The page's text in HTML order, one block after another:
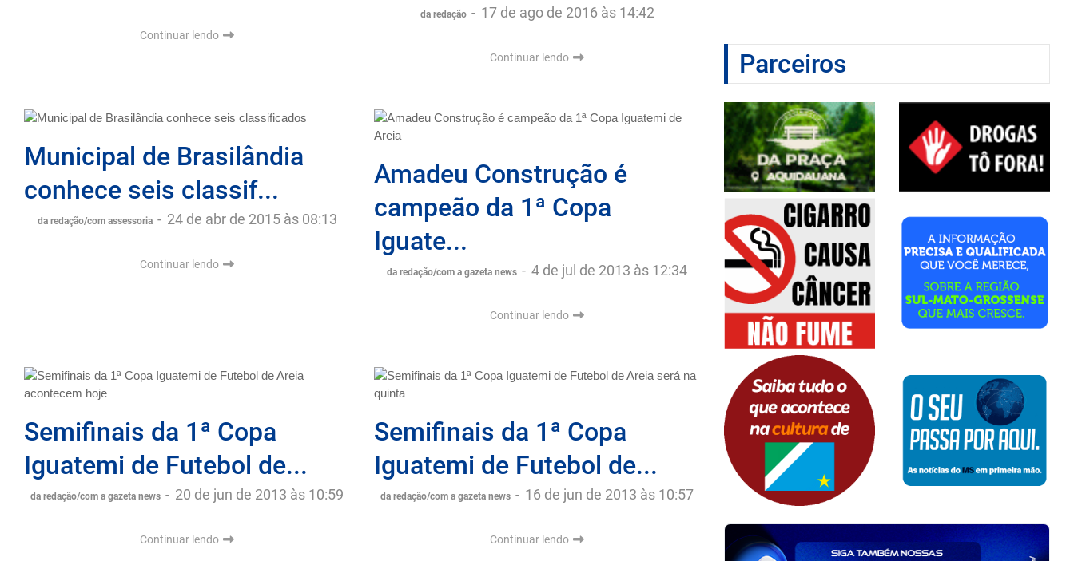
Continuar lendo
da redação - 17 de ago de 2016 às 14:42
Continuar lendo
Municipal de Brasilândia
conhece seis classif...
da redação/com assessoria - 24 de abr de 2015 às 08:13
Continuar lendo
Amadeu Construção é
campeão da 1ª Copa
Iguate...
da redação/com a gazeta news - 4 de jul de 2013 às 12:34
Continuar lendo
Semifinais da 1ª Copa
Iguatemi de Futebol de...
da redação/com a gazeta news - 20 de jun de 2013 às 10:59
Continuar lendo
Semifinais da 1ª Copa
Iguatemi de Futebol de...
da redação/com a gazeta news - 16 de jun de 2013 às 10:57
Continuar lendo
Parceiros